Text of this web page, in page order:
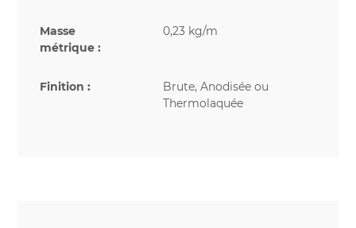
Masse
métrique :
0,23 kg/m
Finition :
Brute, Anodisée ou
Thermolaquée